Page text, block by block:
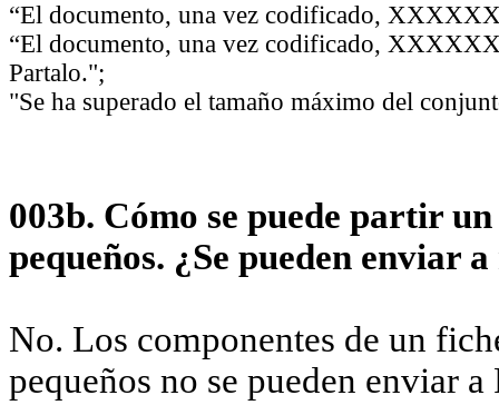
“El documento, una vez codificado,
“El documento, una vez codificado,
Partalo.";
"Se ha superado el tamaño máximo del
003b. Cómo se puede partir
pequeños. ¿Se pueden enviar
No. Los componentes de un
pequeños no se pueden enviar